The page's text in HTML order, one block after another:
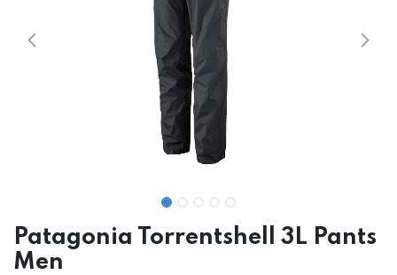
Patagonia Torrentshell 3L Pants
Men